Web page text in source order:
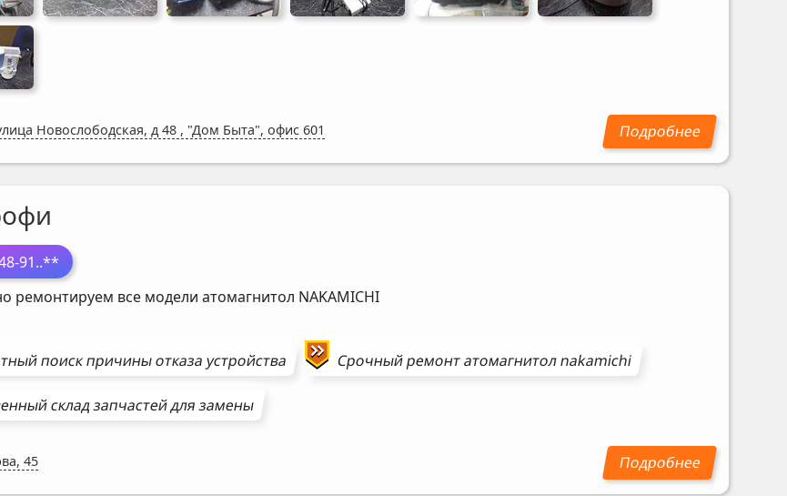
Новослободская, д 48 , "Дом Быта", офис 601
91..**
ремонтируем все модели атомагнитол NAKAMICHI
поиск причины отказа устройства Срочный ремонтатомагнитолnakamichi
склад запчастей для замены
45